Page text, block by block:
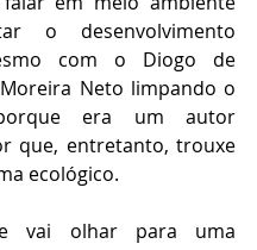
o desenvolvimento
com o Diogo de
Neto limpando o
era um autor
que, entretanto, trouxe
ecológico.
vai olhar para uma